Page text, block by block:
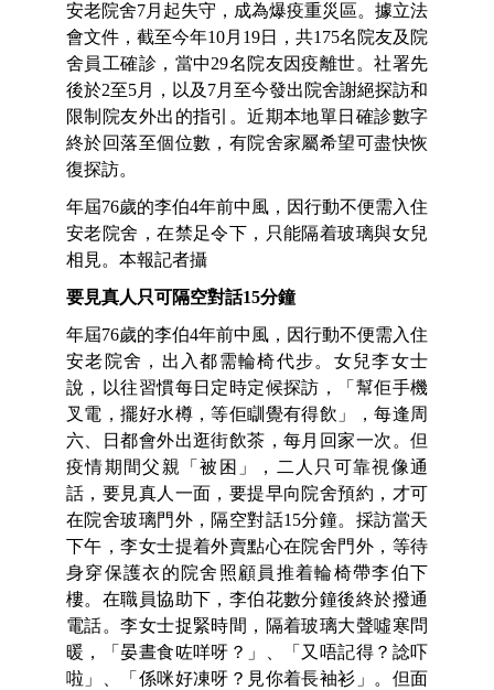
安老院舍7月起失守，成為爆疫重災區。據立法
會文件，截至今年10月19日，共175名院友及院
舍員工確診，當中29名院友因疫離世。社署先
後於2至5月，以及7月至今發出院舍謝絕探訪和
限制院友外出的指引。近期本地單日確診數字
終於回落至個位數，有院舍家屬希望可盡快恢
復探訪。
年屆76歲的李伯4年前中風，因行動不便需入住
安老院舍，在禁足令下，只能隔着玻璃與女兒
相見。本報記者攝
要見真人只可隔空對話15分鐘
年屆76歲的李伯4年前中風，因行動不便需入住
安老院舍，出入都需輪椅代步。女兒李女士
說，以往習慣每日定時定候探訪，「幫佢手機
叉電，擺好水樽，等佢瞓覺有得飲」，每逢周
六、日都會外出逛街飲茶，每月回家一次。但
疫情期間父親「被困」，二人只可靠視像通
話，要見真人一面，要提早向院舍預約，才可
在院舍玻璃門外，隔空對話15分鐘。採訪當天
下午，李女士提着外賣點心在院舍門外，等待
身穿保護衣的院舍照顧員推着輪椅帶李伯下
樓。在職員協助下，李伯花數分鐘後終於撥通
電話。李女士捉緊時間，隔着玻璃大聲噓寒問
暖，「晏晝食咗咩呀？」、「又唔記得？諗吓
啦」、「係咪好凍呀？見你着長袖衫」。但面